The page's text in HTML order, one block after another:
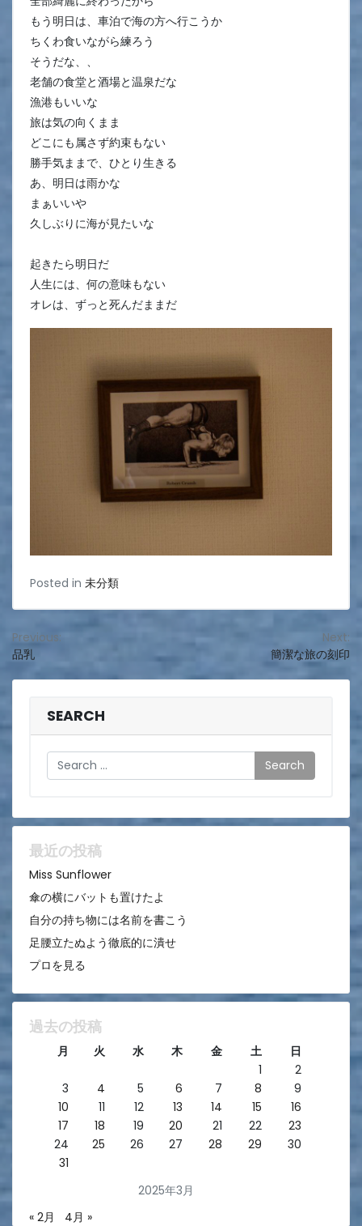
もう明日は、車泊で海の方へ行こうか
ちくわ食いながら練ろう
そうだな、、
老舗の食堂と酒場と温泉だな
漁港もいいな
旅は気の向くまま
どこにも属さず約束もない
勝手気ままで、ひとり生きる
あ、明日は雨かな
まぁいいや
久しぶりに海が見たいな
起きたら明日だ
人生には、何の意味もない
オレは、ずっと死んだままだ
Posted in 未分類
投
稿
ョ
ン
Previous:
品乳
Next:
簡潔な旅の刻印
SEARCH
Search
最近の投稿
Miss Sunflower
傘の横にバットも置けたよ
自分の持ち物には名前を書こう
足腰立たぬよう徹底的に潰せ
プロを見る
過去の投稿
2025年3月
月 火 水 木 金 土
日
1
2
3
4 5 6 7 8
9
10
11 12 13 14 15
16
17
18 19 20 21 22
23
24
25 26 27 28 29
30
31
« 2月 4月 »